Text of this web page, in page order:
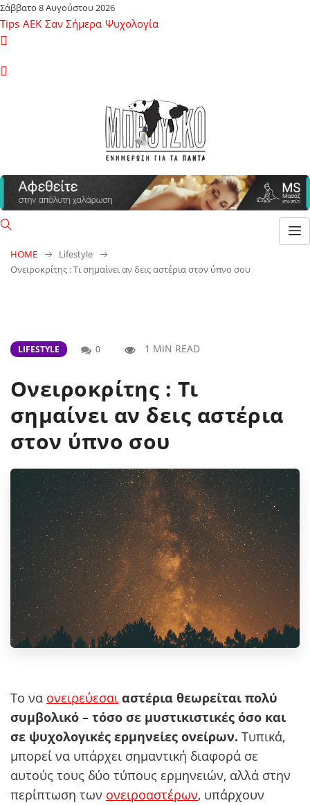
Σάββατο 8 Αυγούστου 2026
Tips ΑΕΚ Σαν Σήμερα Ψυχολογία
HOME
Lifestyle
Ονειροκρίτης : Τι σημαίνει αν δεις αστέρια στον ύπνο σου
LIFESTYLE 0 1 MIN READ
Ονειροκρίτης : Τι
σημαίνει αν δεις αστέρια
στον ύπνο σου
Το να ονειρεύεσαι αστέρια θεωρείται πολύ
συμβολικό – τόσο σε μυστικιστικές όσο και
σε ψυχολογικές ερμηνείες ονείρων. Τυπικά,
μπορεί να υπάρχει σημαντική διαφορά σε
αυτούς τους δύο τύπους ερμηνειών, αλλά στην
περίπτωση των ονειροαστέρων, υπάρχουν